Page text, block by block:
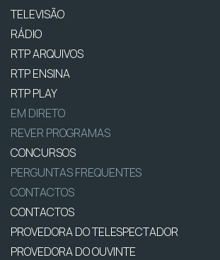
TELEVISÃO
RÁDIO
RTP ARQUIVOS
RTP ENSINA
RTP PLAY
EM DIRETO
REVER PROGRAMAS
CONCURSOS
PERGUNTAS FREQUENTES
CONTACTOS
CONTACTOS
PROVEDORA DO TELESPECTADOR
PROVEDORA DO OUVINTE